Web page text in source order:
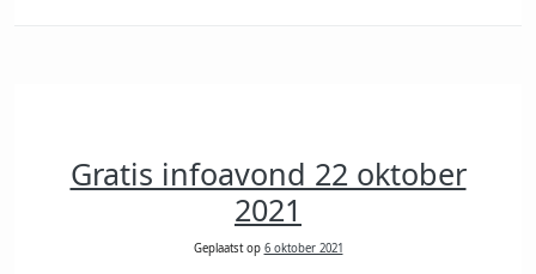
Gratis infoavond 22 oktober
2021
Geplaatst op 6 oktober 2021